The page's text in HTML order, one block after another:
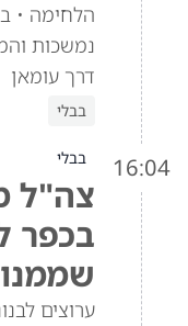
הלחימה •
נמשכות
דרך עומאן
בבלי
16:04 בבלי
צה"ל
בכפר
ערוצים